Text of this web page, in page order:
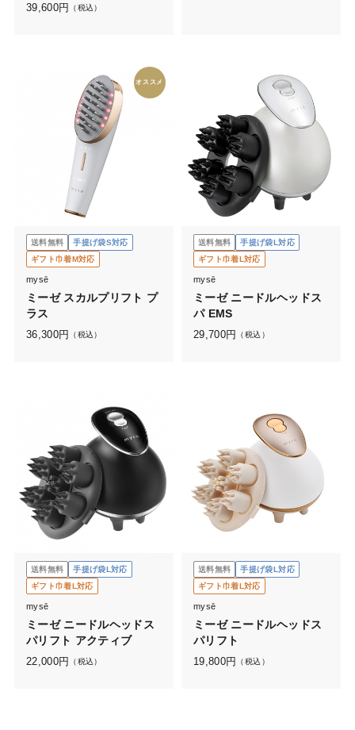
39,600円 （税込）
オススメ
送料無料
手提げ袋S対応
ギフト巾着M対応
mysē
ミーゼ スカルプリフト プ
ラス
36,300円 （税込）
送料無料
手提げ袋L対応
ギフト巾着L対応
mysē
ミーゼ ニードルヘッドス
パ EMS
29,700円 （税込）
送料無料
手提げ袋L対応
ギフト巾着L対応
mysē
ミーゼ ニードルヘッドス
パリフト アクティブ
22,000円 （税込）
送料無料
手提げ袋L対応
ギフト巾着L対応
mysē
ミーゼ ニードルヘッドス
パリフト
19,800円 （税込）